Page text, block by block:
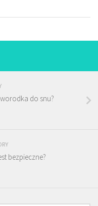
do snu?
bezpieczne?